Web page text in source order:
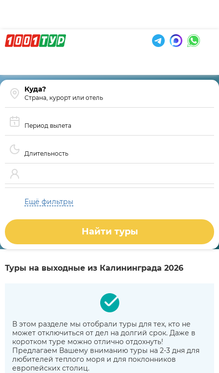
Страна, курорт или отель
Период вылета
Длительность
Ещё фильтры
Найти туры
Туры на выходные из Калининграда 2026
В этом разделе мы отобрали туры для тех, кто не
может отключиться от дел на долгий срок. Даже в
коротком туре можно отлично отдохнуть!
Предлагаем Вашему вниманию туры на 2-3 дня для
любителей теплого моря и для поклонников
европейских столиц.